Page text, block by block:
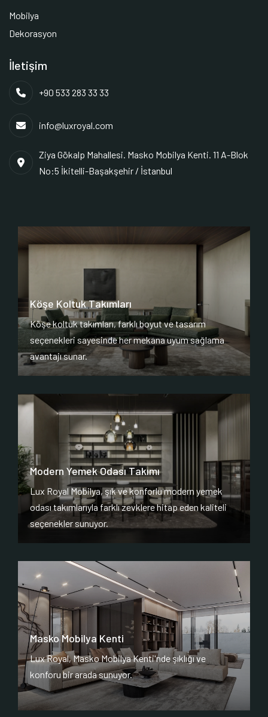
Mobilya
Dekorasyon
İletişim
+90 533 283 33 33
info@luxroyal.com
Ziya Gökalp Mahallesi. Masko Mobilya Kenti. 11 A-Blok
No:5 İkitelli-Başakşehir / İstanbul
Köşe Koltuk Takımları
Köşe koltuk takımları, farklı boyut ve tasarım
seçenekleri sayesinde her mekana uyum sağlama
avantajı sunar.
Modern Yemek Odası Takımı
Lux Royal Mobilya, şık ve konforlu modern yemek
odası takımlarıyla farklı zevklere hitap eden kaliteli
seçenekler sunuyor.
Masko Mobilya Kenti
Lux Royal, Masko Mobilya Kenti'nde şıklığı ve
konforu bir arada sunuyor.